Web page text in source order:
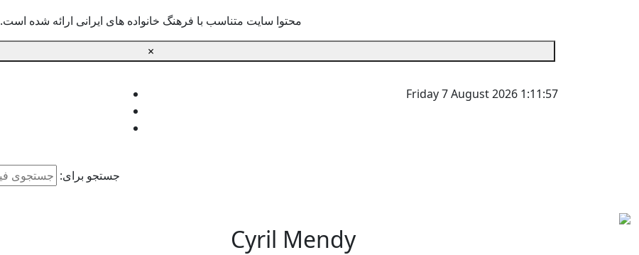
محتوا سایت متناسب با فرهنگ خانواده های ایرانی ارائه شده است.
×
1:11:57
Friday 7 August 2026
جستجو برای:
Cyril Mendy